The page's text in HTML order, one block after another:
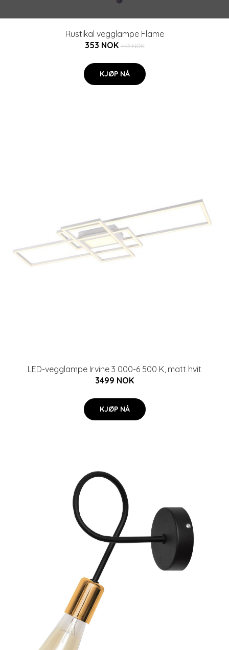
Rustikal vegglampe Flame
353 NOK 442 NOK
KJØP NÅ
LED-vegglampe Irvine 3 000-6 500 K, matt hvit
3499 NOK
KJØP NÅ